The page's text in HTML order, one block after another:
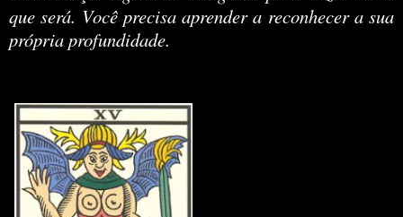
que será. Você precisa aprender a reconhecer a sua
própria profundidade.